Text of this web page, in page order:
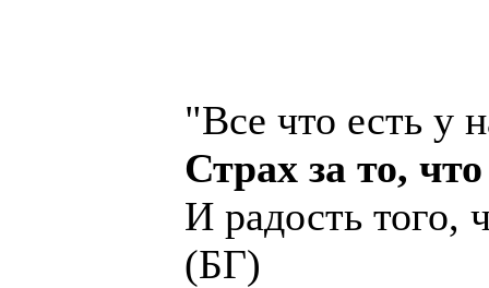
"Все что есть у
Страх за то,
И радость того,
(БГ)